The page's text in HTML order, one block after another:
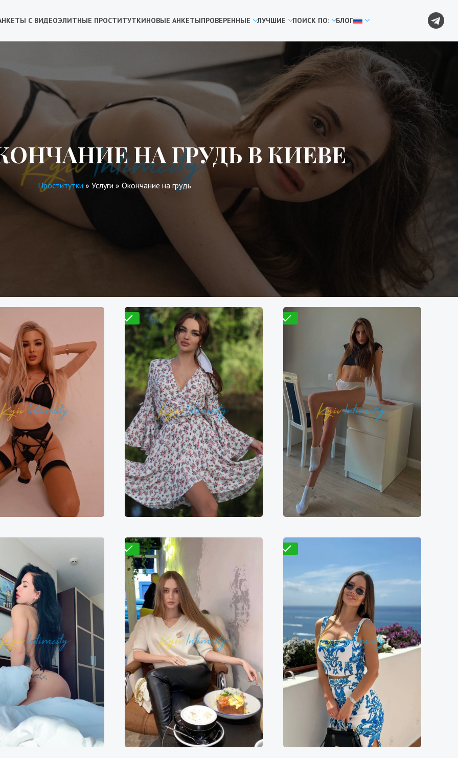
С ВИДЕОЭЛИТНЫЕ ПРОСТИТУТКИНОВЫЕ АНКЕТЫПРОВЕРЕННЫЕ ЛУЧШИЕ ПОИСК ПО: БЛОГ
НА ГРУДЬ В КИЕВЕ
Проститутки » Услуги » Окончание на грудь
Лиса
11000₴
27500₴
Демиевская
Варвара
6800₴ 13600₴
34000₴
Дарницкий
Житомирская
Проверено
Розалия
9700₴ 19400₴
48500₴
Деснянский
Кловская